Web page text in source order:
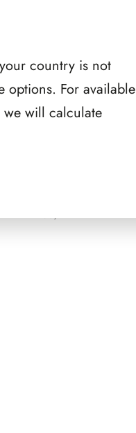
1965/1971
country is not
For available
will calculate